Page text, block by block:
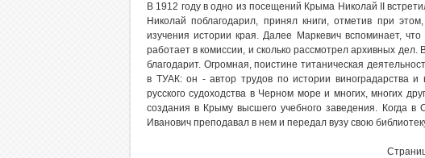
В 1912 году в одно из посещений Крыма Николай II
Николай поблагодарил, принял книги, отметив при
изучения истории края. Далее Маркевич вспоминает,
работает в комиссии, и сколько рассмотрел архивных
благодарит. Огромная, поистине титаническая
в ТУАК: он - автор трудов по истории виноградарства
русского судоходства в Черном море и многих, многих
создания в Крыму высшего учебного заведения. Когда в
Иванович преподавал в нем и передал вузу свою